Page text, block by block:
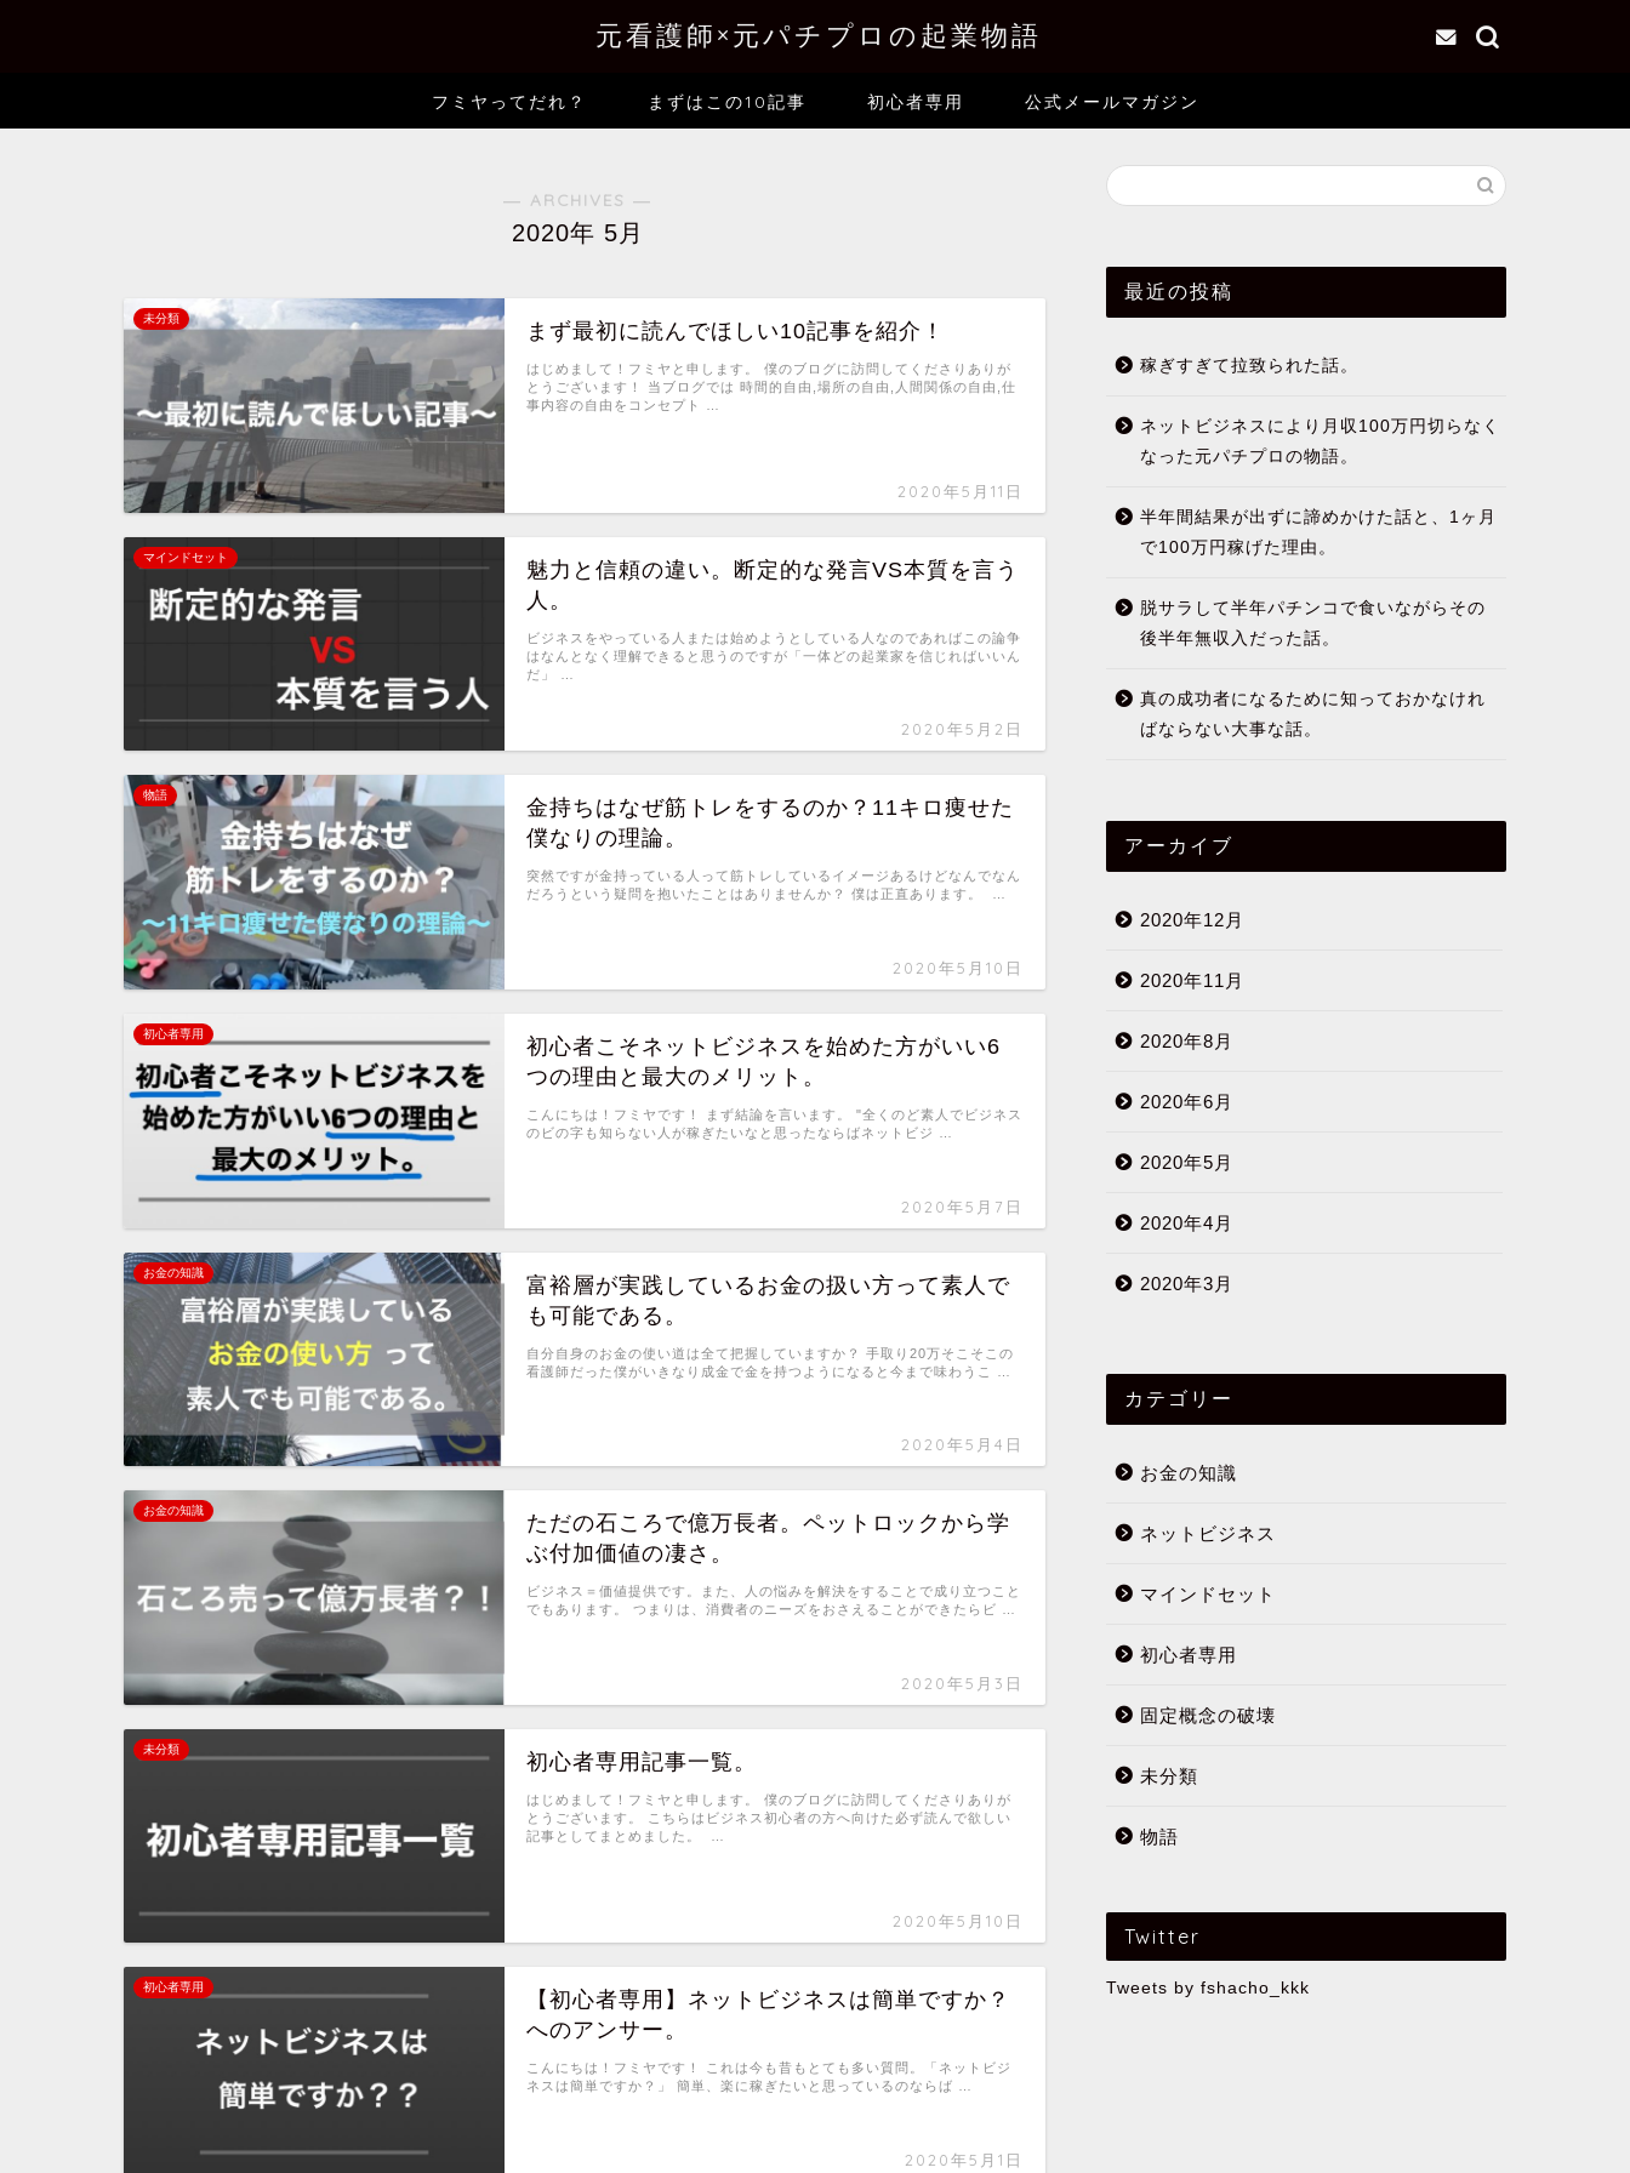
元看護師×元パチプロの起業物語
フミヤってだれ？ まずはこの10記事 初心者専用 公式メールマガジン
― ARCHIVES ―
2020年 5月
未分類
まず最初に読んでほしい10記事を紹介！
2020年5月11日
はじめまして！フミヤと申します。 僕のブログに訪問してくださりありが
とうございます！ 当ブログでは 時間的自由,場所の自由,人間関係の自由,仕
事内容の自由をコンセプト …
マインドセット
魅力と信頼の違い。断定的な発言VS本質を言う
人。
2020年5月2日
ビジネスをやっている人または始めようとしている人なのであればこの論争
はなんとなく理解できると思うのですが「一体どの起業家を信じればいいん
だ」 …
物語
金持ちはなぜ筋トレをするのか？11キロ痩せた
僕なりの理論。
2020年5月10日
突然ですが金持っている人って筋トレしているイメージあるけどなんでなん
だろうという疑問を抱いたことはありませんか？ 僕は正直あります。 …
初心者専用
初心者こそネットビジネスを始めた方がいい6
つの理由と最大のメリット。
2020年5月7日
こんにちは！フミヤです！ まず結論を言います。 "全くのど素人でビジネス
のビの字も知らない人が稼ぎたいなと思ったならばネットビジ …
お金の知識
富裕層が実践しているお金の扱い方って素人で
も可能である。
2020年5月4日
自分自身のお金の使い道は全て把握していますか？ 手取り20万そこそこの
看護師だった僕がいきなり成金で金を持つようになると今まで味わうこ …
お金の知識
ただの石ころで億万長者。ペットロックから学
ぶ付加価値の凄さ。
2020年5月3日
ビジネス＝価値提供です。また、人の悩みを解決をすることで成り立つこと
でもあります。 つまりは、消費者のニーズをおさえることができたらビ …
未分類
初心者専用記事一覧。
2020年5月10日
はじめまして！フミヤと申します。 僕のブログに訪問してくださりありが
とうございます。 こちらはビジネス初心者の方へ向けた必ず読んで欲しい
記事としてまとめました。 …
初心者専用
【初心者専用】ネットビジネスは簡単ですか？
へのアンサー。
2020年5月1日
こんにちは！フミヤです！ これは今も昔もとても多い質問。「ネットビジ
ネスは簡単ですか？」 簡単、楽に稼ぎたいと思っているのならば …
最近の投稿
稼ぎすぎて拉致られた話。
ネットビジネスにより月収100万円切らなく
なった元パチプロの物語。
半年間結果が出ずに諦めかけた話と、1ヶ月
で100万円稼げた理由。
脱サラして半年パチンコで食いながらその
後半年無収入だった話。
真の成功者になるために知っておかなけれ
ばならない大事な話。
アーカイブ
2020年12月
2020年11月
2020年8月
2020年6月
2020年5月
2020年4月
2020年3月
カテゴリー
お金の知識
ネットビジネス
マインドセット
初心者専用
固定概念の破壊
未分類
物語
Twitter
Tweets by fshacho_kkk